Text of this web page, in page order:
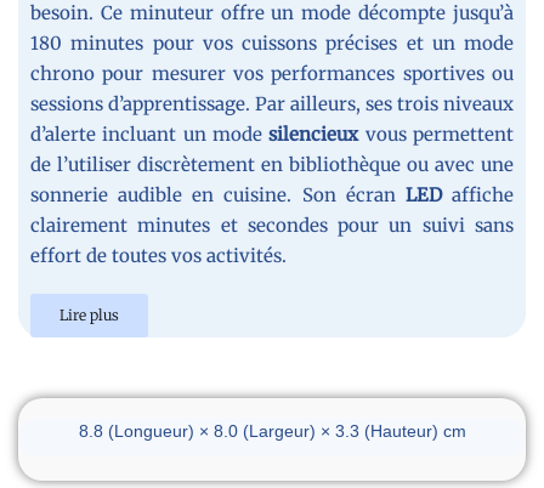
besoin. Ce minuteur offre un mode décompte jusqu’à
180 minutes pour vos cuissons précises et un mode
chrono pour mesurer vos performances sportives ou
sessions d’apprentissage. Par ailleurs, ses trois niveaux
d’alerte incluant un modesilencieuxvous permettent
de l’utiliser discrètement en bibliothèque ou avec une
sonnerie audible en cuisine. Son écran LEDaffiche
clairement minutes et secondes pour un suivi sans
effort de toutes vos activités.
Lire plus
Dimensions du réveil
8.8 (Longueur) × 8.0 (Largeur) × 3.3 (Hauteur) cm